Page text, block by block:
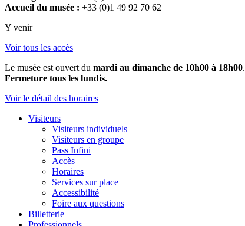
Accueil du musée : +33 (0)1 49 92 70 62
Y venir
Voir tous les accès
Le musée est ouvert du mardi au dimanche de 10h00 à 18h00.
Fermeture tous les lundis.
Voir le détail des horaires
Visiteurs
Visiteurs individuels
Visiteurs en groupe
Pass Infini
Accès
Horaires
Services sur place
Accessibilité
Foire aux questions
Billetterie